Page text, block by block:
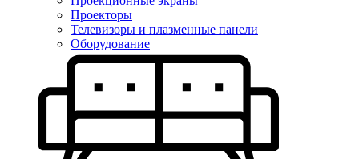
Проекторы
Телевизоры и плазменные панели
Оборудование